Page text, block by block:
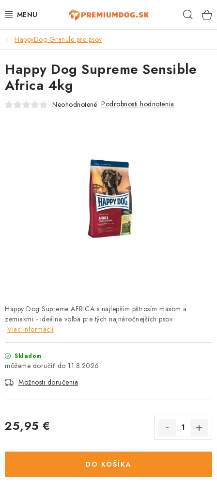
na
TOP 100 PRODUKTOV
NOVINKY
AKCIE
VONKAJŠIE VTÁCTVO
GELOREN KĽBOVÁ VÝŽIVA
CHOVATEĽSKÉ POTREBY
Kontakty Predajňa Útulky Bonusový program
HappyDog Granule pre psov
Happy Dog Supreme AFRICA s najlepším pštrosím mäsom a
zemiakmi - ideálna voľba pre tých najnáročnejších psov.
Viac informácií
Skladom
11.8.2026
Možnosti doručenia
25,95 €
DO KOŠÍKA
Happy Dog Supreme Sensible
Africa 4kg
Neohodnotené Podrobnosti hodnotenia